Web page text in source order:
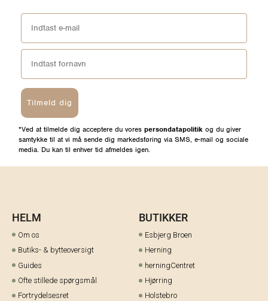
Tilmeld dig
*Ved at tilmelde dig acceptere du vores persondatapolitik og du giver
samtykke til at vi må sende dig markedsføring via SMS, e-mail og sociale
media. Du kan til enhver tid afmeldes igen.
HELM
Om os
Butiks- & bytteoversigt
Guides
Ofte stillede spørgsmål
Fortrydelsesret
BUTIKKER
Esbjerg Broen
Herning
herningCentret
Hjørring
Holstebro